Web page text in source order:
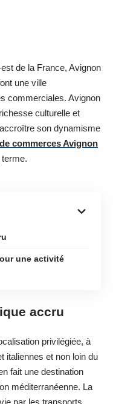
de la France, Avignon
une ville
commerciales. Avignon
culturelle et
son dynamisme
commerces Avignon
une activité
accru
privilégiée, à
italiennes et non loin du
fait une destination
méditerranéenne. La
par les transports.